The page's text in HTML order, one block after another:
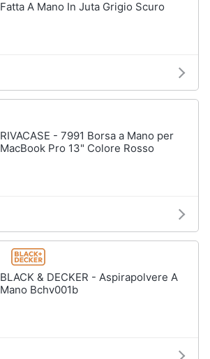
Fatta A Mano In Juta Grigio Scuro
RIVACASE - 7991 Borsa a Mano per
MacBook Pro 13" Colore Rosso
BLACK & DECKER - Aspirapolvere A
Mano Bchv001b